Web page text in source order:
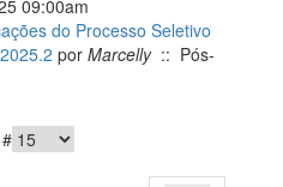
09:00am
do Processo Seletivo
por Marcelly:: Pós-